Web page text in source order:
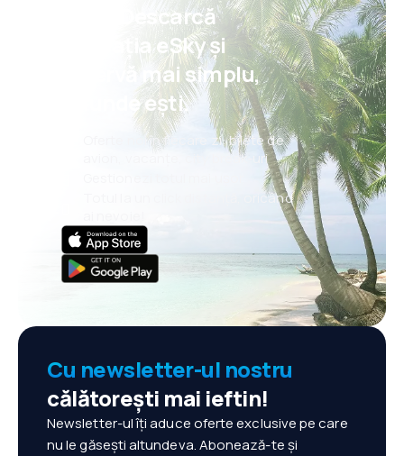
Psst! Descarcă
aplicația eSky și
rezervă mai simplu,
oriunde ești.
Oferte noi în fiecare zi: bilete de
avion, vacanțe, city break-uri
Totul la un click distanță, oricând
Cu newsletter-ul nostru
călătorești mai ieftin!
Newsletter-ul îți aduce oferte exclusive pe care
nu le găsești altundeva. Abonează-te și